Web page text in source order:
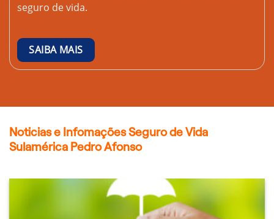
seguro de vida.
SAIBA MAIS
Noticias e Infomações Seguro de Vida
Sulamérica Pedro Afonso